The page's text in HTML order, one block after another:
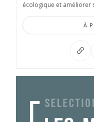
écologique et améliorer
À